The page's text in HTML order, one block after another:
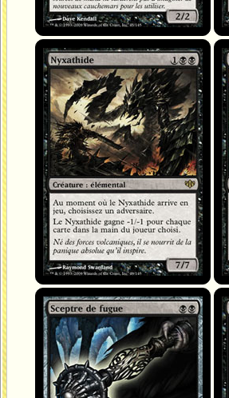
Nyxathide
Sceptre de fugue